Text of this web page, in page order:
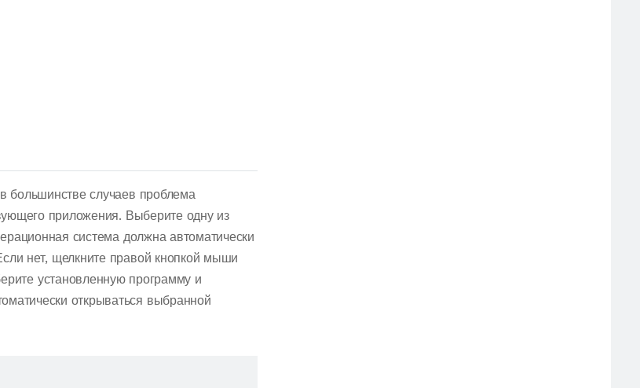
большинстве случаев проблема
приложения. Выберите одну из
система должна автоматически
нет, щелкните правой кнопкой мыши
установленную программу и
открываться выбранной